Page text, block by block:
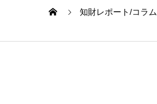
知財レポート/コラム